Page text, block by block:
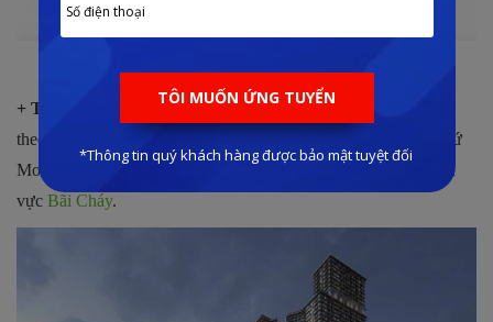
+ Thiết kế độc đáo, khác biệt: Các sản phẩm sẽ được thiết kế
theo phong cách hiện đại, với những nét kiến trúc độc đáo từ xứ
Monaco, hứa hẹn sẽ mang đến những điểm nhấn mới lạ tại khu
vực Bãi Cháy.